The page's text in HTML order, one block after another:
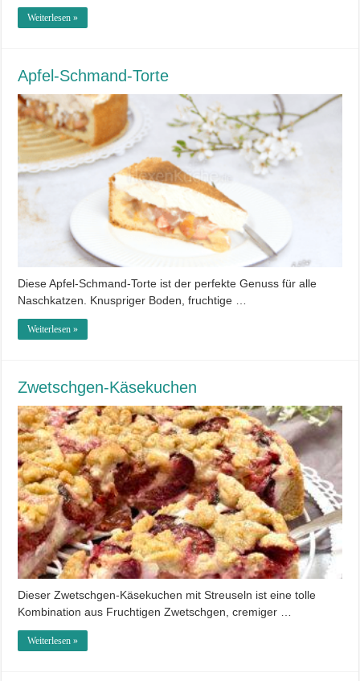
Weiterlesen »
Apfel-Schmand-Torte
Diese Apfel-Schmand-Torte ist der perfekte Genuss für alle
Naschkatzen. Knuspriger Boden, fruchtige …
Weiterlesen »
Zwetschgen-Käsekuchen
Dieser Zwetschgen-Käsekuchen mit Streuseln ist eine tolle
Kombination aus Fruchtigen Zwetschgen, cremiger …
Weiterlesen »